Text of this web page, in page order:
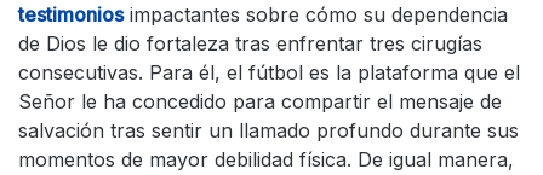
testimoniosimpactantes sobre cómo su dependencia
de Dios le dio fortaleza tras enfrentar tres cirugías
consecutivas. Para él, el fútbol es la plataforma que el
Señor le ha concedido para compartir el mensaje de
salvación tras sentir un llamado profundo durante sus
momentos de mayor debilidad física. De igual manera,